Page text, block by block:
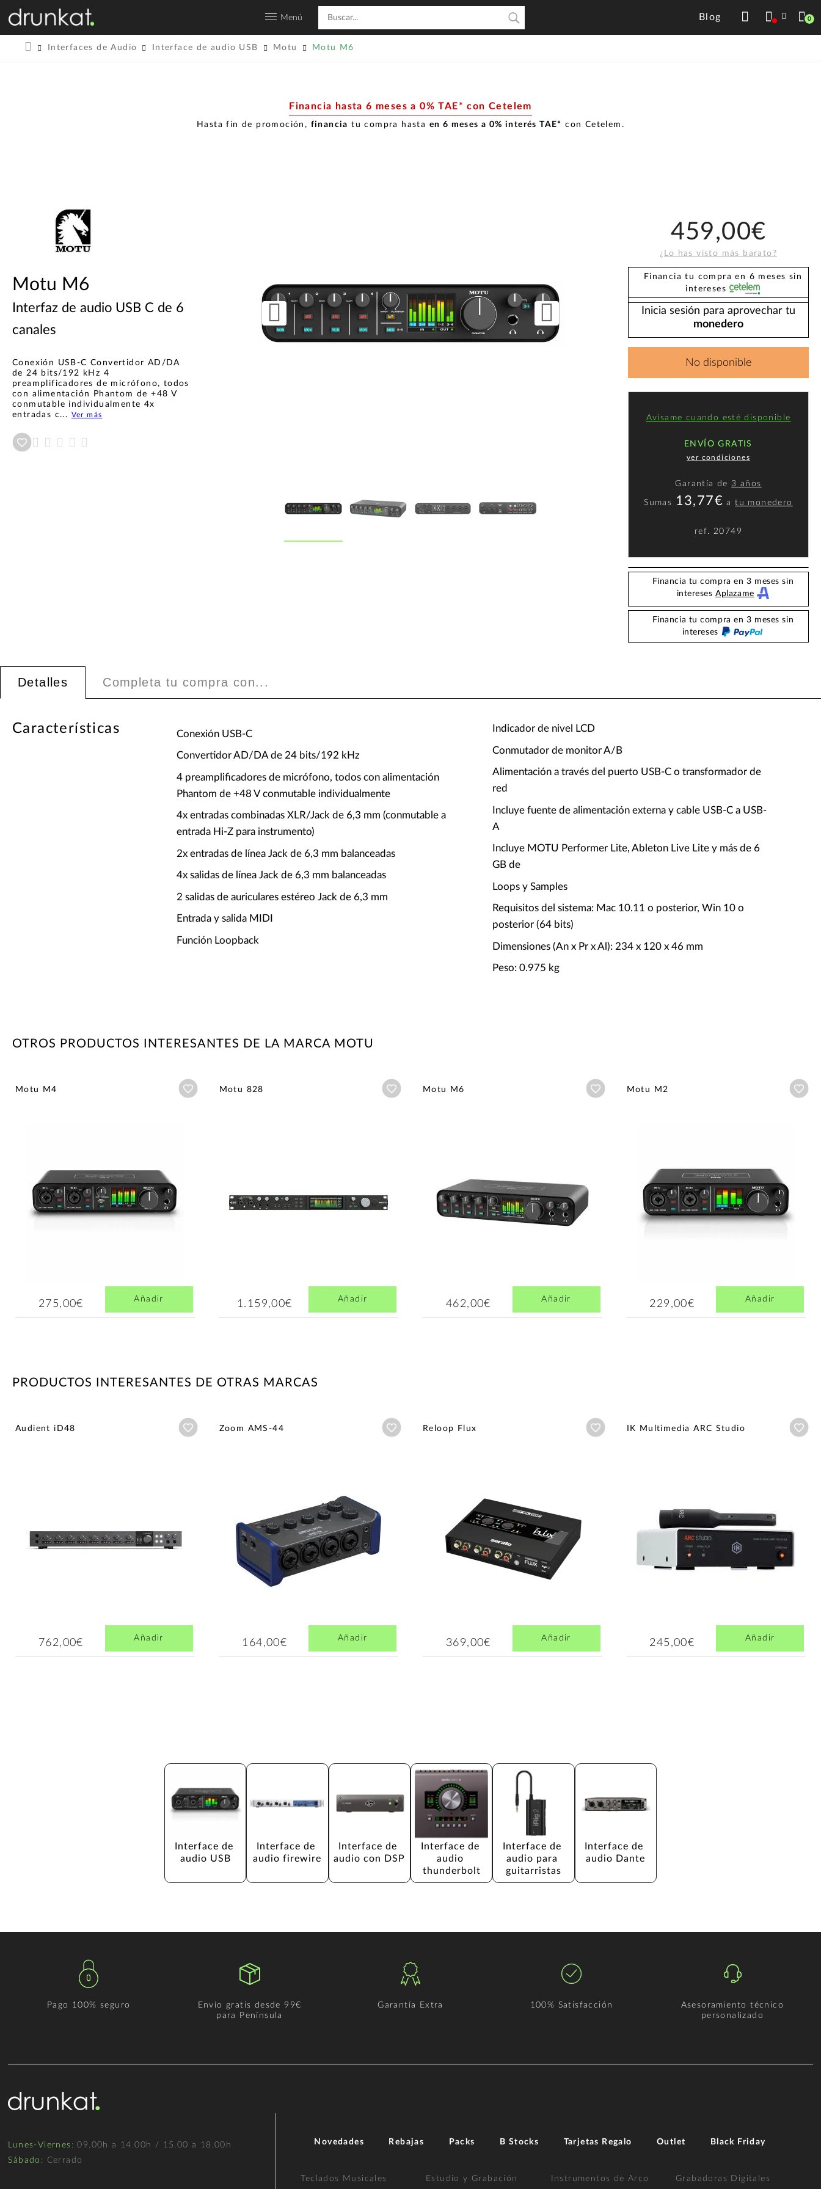
Menú Blog 0
Interfaces de Audio Interface de audio USB Motu Motu M6
Financia hasta 6 meses a 0% TAE* con Cetelem
Hasta fin de promoción, financia tu compra hasta en 6 meses a 0% interés TAE* con Cetelem.
Motu M6
Interfaz de audio USB C de 6
canales
Conexión USB-C Convertidor AD/DA
de 24 bits/192 kHz 4
preamplificadores de micrófono, todos
con alimentación Phantom de +48 V
conmutable individualmente 4x
entradas c... Ver más
459,00€
¿Lo has visto más barato?
Financia tu compra en 6 meses sin
intereses
Inicia sesión para aprovechar tu
monedero
No disponible
Avísame cuando esté disponible
ENVÍO GRATIS
ver condiciones
Garantía de 3 años
Sumas 13,77€ atu monedero
ref. 20749
Financia tu compra en 3 meses sin
interesesAplazame
Financia tu compra en 3 meses sin
intereses
Detalles Completa tu compra con...
Características Conexión USB-C
Convertidor AD/DA de 24 bits/192 kHz
4 preamplificadores de micrófono, todos con alimentación
Phantom de +48 V conmutable individualmente
4x entradas combinadas XLR/Jack de 6,3 mm (conmutable a
entrada Hi-Z para instrumento)
2x entradas de línea Jack de 6,3 mm balanceadas
4x salidas de línea Jack de 6,3 mm balanceadas
2 salidas de auriculares estéreo Jack de 6,3 mm
Entrada y salida MIDI
Función Loopback
Indicador de nivel LCD
Conmutador de monitor A/B
Alimentación a través del puerto USB-C o transformador de
red
Incluye fuente de alimentación externa y cable USB-C a USB-
A
Incluye MOTU Performer Lite, Ableton Live Lite y más de 6
GB de
Loops y Samples
Requisitos del sistema: Mac 10.11 o posterior, Win 10 o
posterior (64 bits)
Dimensiones (An x Pr x Al): 234 x 120 x 46 mm
Peso: 0.975 kg
OTROS PRODUCTOS INTERESANTES DE LA MARCA MOTU
Motu M4 Añadir a wishlist
275,00€ Añadir
Motu 828 Añadir a wishlist
1.159,00€ Añadir
Motu M6 Añadir a wishlist
462,00€ Añadir
Motu M2
229,00€ Añadir
PRODUCTOS INTERESANTES DE OTRAS MARCAS
Audient iD48 Añadir a wishlist
762,00€ Añadir
Zoom AMS-44 Añadir a wishlist
164,00€ Añadir
Reloop Flux Añadir a wishlist
369,00€ Añadir
IK Multimedia ARC Studio
245,00€ Añadir
Interface de
audio USB
Interface de
audio firewire
Interface de
audio con DSP
Interface de
audio
thunderbolt
Interface de
audio para
guitarristas
Interface de
audio Dante
Pago 100% seguro
Envío gratis desde 99€
para Península
Garantía Extra 100% Satisfacción
Asesoramiento técnico
personalizado
Lunes-Viernes : 09.00h a 14.00h / 15.00 a 18.00h
Sábado : Cerrado
Novedades Rebajas Packs B Stocks Tarjetas Regalo Outlet Black Friday
Teclados Musicales Estudio y Grabación Instrumentos de Arco Grabadoras Digitales